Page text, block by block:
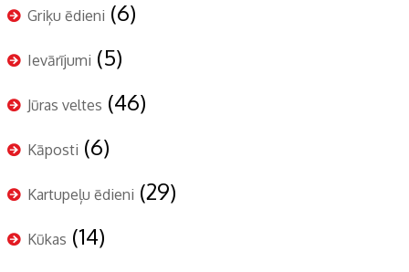
Griķu ēdieni (6)
Ievārījumi (5)
Jūras veltes (46)
Kāposti (6)
Kartupeļu ēdieni (29)
Kūkas (14)